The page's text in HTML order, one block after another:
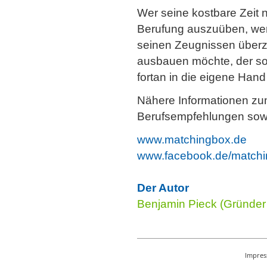
Wer seine kostbare Zeit
Berufung auszuüben,
seinen Zeugnissen
ausbauen möchte, der
fortan in die eigene
Nähere Informationen
Berufsempfehlungen
www.matchingbox.de
www.facebook.de/
Der Autor
Benjamin Pieck